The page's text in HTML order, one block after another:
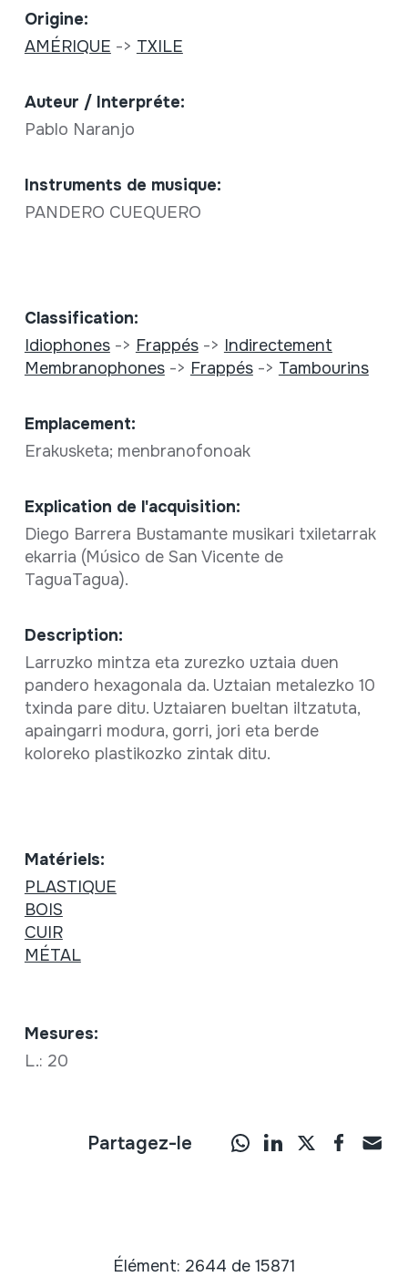
Origine:
AMÉRIQUE -> TXILE
Auteur / Interpréte:
Pablo Naranjo
Instruments de musique:
PANDERO CUEQUERO
Classification:
Idiophones-> Frappés-> Indirectement
Membranophones-> Frappés-> Tambourins
Emplacement:
Erakusketa; menbranofonoak
Explication de l'acquisition:
Diego Barrera Bustamante musikari txiletarrak
ekarria (Músico de San Vicente de
TaguaTagua).
Description:
Larruzko mintza eta zurezko uztaia duen
pandero hexagonala da. Uztaian metalezko 10
txinda pare ditu. Uztaiaren bueltan iltzatuta,
apaingarri modura, gorri, jori eta berde
koloreko plastikozko zintak ditu.
Matériels:
PLASTIQUE
BOIS
CUIR
MÉTAL
Mesures:
L.: 20
Partagez-le
Élément: 2644 de 15871